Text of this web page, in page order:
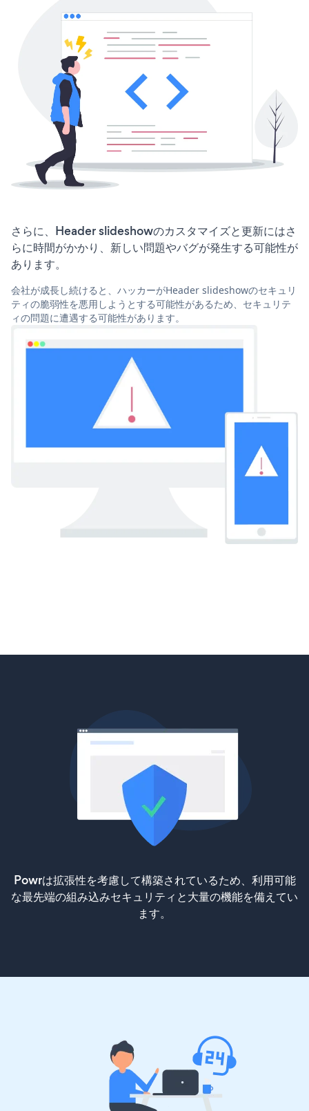
さらに、Header slideshowのカスタマイズと更新にはさ
らに時間がかかり、新しい問題やバグが発生する可能性が
あります。
会社が成長し続けると、ハッカーがHeader slideshowのセキュリ
ティの脆弱性を悪用しようとする可能性があるため、セキュリテ
ィの問題に遭遇する可能性があります。
Powrは拡張性を考慮して構築されているため、利用可能
な最先端の組み込みセキュリティと大量の機能を備えてい
ます。